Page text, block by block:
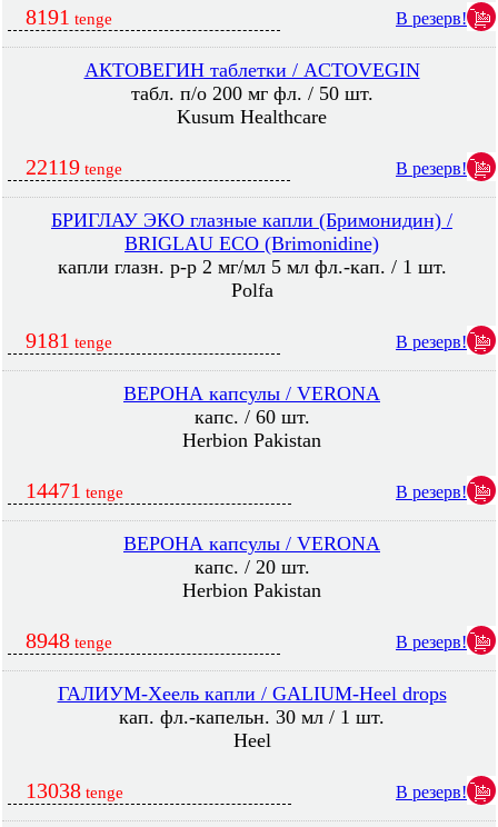
8191 tenge В резерв!
АКТОВЕГИН таблетки / ACTOVEGIN
табл. п/о 200 мг фл. / 50 шт.
Kusum Healthcare
22119 tenge В резерв!
БРИГЛАУ ЭКО глазные капли (Бримонидин) /
BRIGLAU ECO (Brimonidine)
капли глазн. р-р 2 мг/мл 5 мл фл.-кап. / 1 шт.
Polfa
9181 tenge В резерв!
ВЕРОНА капсулы / VERONA
капс. / 60 шт.
Herbion Pakistan
14471 tenge В резерв!
ВЕРОНА капсулы / VERONA
капс. / 20 шт.
Herbion Pakistan
8948 tenge В резерв!
ГАЛИУМ-Хеель капли / GALIUM-Heel drops
кап. фл.-капельн. 30 мл / 1 шт.
Heel
13038 tenge В резерв!